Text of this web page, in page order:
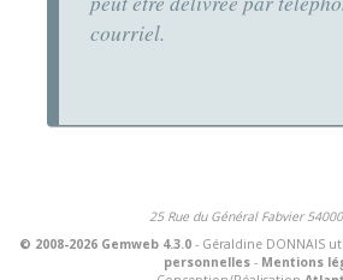
courriel.
25 Rue du Général Fabvier
© 2008-2026 Gemweb 4.3.0 - Géraldine DONNAIS
personnelles - Mentions